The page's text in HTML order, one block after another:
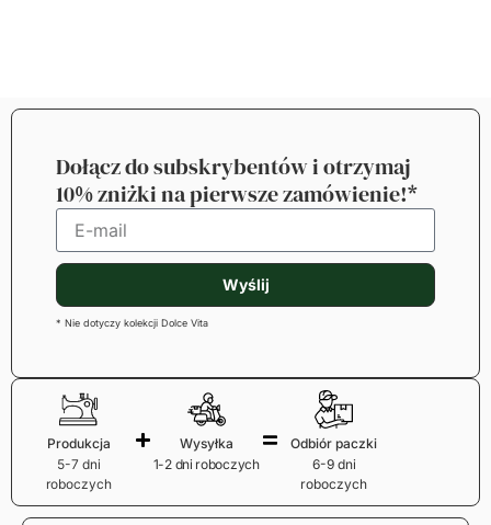
Dołącz do subskrybentów i otrzymaj
10% zniżki na pierwsze zamówienie!*
Wyślij
* Nie dotyczy kolekcji Dolce Vita
Produkcja
5-7 dni
roboczych
Wysyłka
1-2 dni roboczych
Odbiór paczki
6-9 dni
roboczych